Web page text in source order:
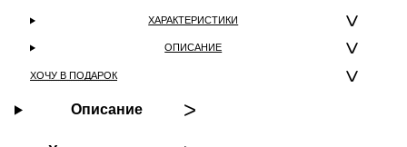
ХАРАКТЕРИСТИКИ
ОПИСАНИЕ
ХОЧУ В ПОДАРОК
Описание